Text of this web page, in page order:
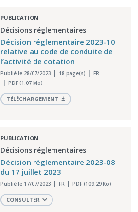
PUBLICATION
Décisions réglementaires
Décision réglementaire 2023-10
relative au code de conduite de
l’activité de cotation
Publié le 28/07/2023 18 page(s)
FR
PDF (1.07 Mo)
TÉLÉCHARGEMENT
PUBLICATION
Décisions réglementaires
Décision réglementaire 2023-08
du 17 juillet 2023
Publié le 17/07/2023 FR PDF (109.29 Ko)
CONSULTER